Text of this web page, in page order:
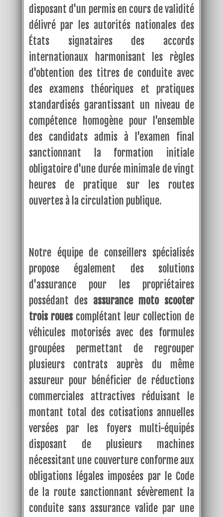
disposant d'un permis en cours de validité
délivré par les autorités nationales des
États signataires des accords
internationaux harmonisant les règles
d'obtention des titres de conduite avec
des examens théoriques et pratiques
standardisés garantissant un niveau de
compétence homogène pour l'ensemble
des candidats admis à l'examen final
sanctionnant la formation initiale
obligatoire d'une durée minimale de vingt
heures de pratique sur les routes
ouvertes à la circulation publique.
Notre équipe de conseillers spécialisés
propose également des solutions
d'assurance pour les propriétaires
possédant des assurance moto scooter
trois rouescomplétant leur collection de
véhicules motorisés avec des formules
groupées permettant de regrouper
plusieurs contrats auprès du même
assureur pour bénéficier de réductions
commerciales attractives réduisant le
montant total des cotisations annuelles
versées par les foyers multi-équipés
disposant de plusieurs machines
nécessitant une couverture conforme aux
obligations légales imposées par le Code
de la route sanctionnant sévèrement la
conduite sans assurance valide par une